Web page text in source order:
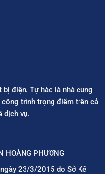
điện. Tự hào là nhà cung
trình trọng điểm trên cả
dịch vụ.
HOÀNG PHƯƠNG
23/3/2015 do Sở Kế